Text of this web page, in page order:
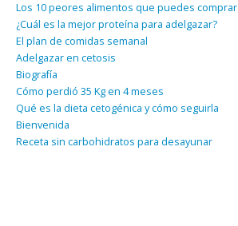
Los 10 peores alimentos que puedes comprar
¿Cuál es la mejor proteína para adelgazar?
El plan de comidas semanal
Adelgazar en cetosis
Biografía
Cómo perdió 35 Kg en 4 meses
Qué es la dieta cetogénica y cómo seguirla
Bienvenida
Receta sin carbohidratos para desayunar